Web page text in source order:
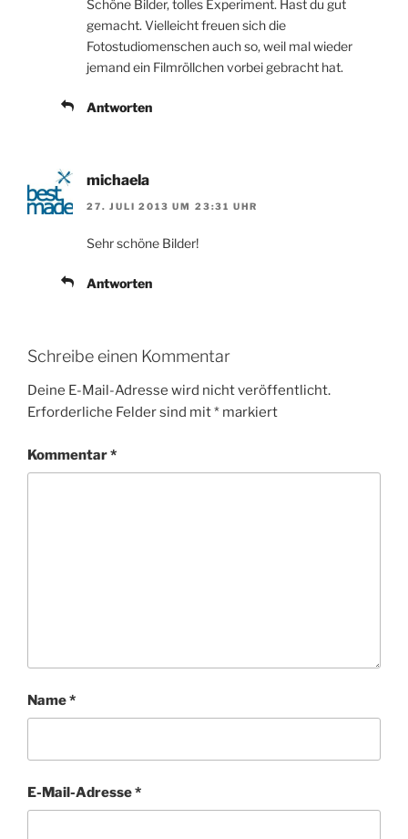
Schöne Bilder, tolles Experiment. Hast du gut
gemacht. Vielleicht freuen sich die
Fotostudiomenschen auch so, weil mal wieder
jemand ein Filmröllchen vorbei gebracht hat.
Antworten
michaela
27. JULI 2013 UM 23:31 UHR
Sehr schöne Bilder!
Antworten
Schreibe einen Kommentar
Deine E-Mail-Adresse wird nicht veröffentlicht.
Erforderliche Felder sind mit* markiert
Kommentar*
Name*
E-Mail-Adresse*